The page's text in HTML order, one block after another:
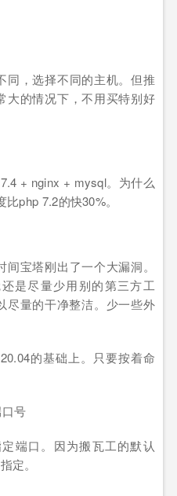
同，选择不同的主机。但推
大的情况下，不用买特别好
+ nginx + mysql。为什么
php 7.2的快30%。
宝塔刚出了一个大漏洞。
是尽量少用别的第三方工
尽量的干净整洁。少一些外
的基础上。只要按着命
号
端口。因为搬瓦工的默认
定。